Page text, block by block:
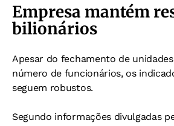
Empresa mantém
bilionários
Apesar do fechamento de
número de funcionários, os
seguem robustos.
Segundo informações divulgadas